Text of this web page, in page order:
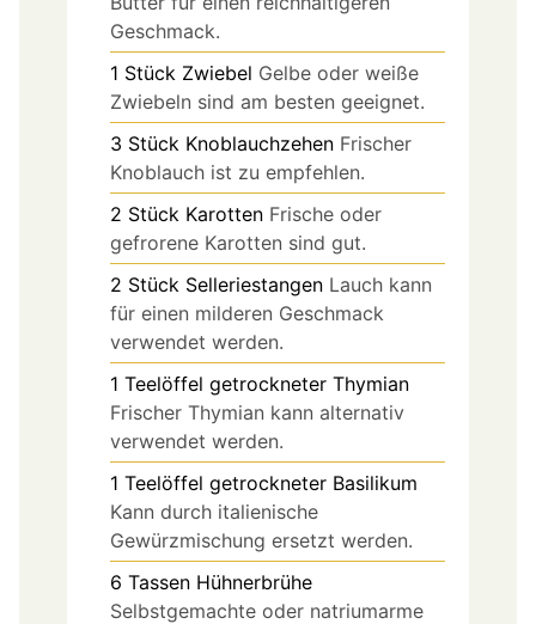
Geschmack.
1 Stück Zwiebel Gelbe oder weiße
Zwiebeln sind am besten geeignet.
3 Stück Knoblauchzehen Frischer
Knoblauch ist zu empfehlen.
2 Stück Karotten Frische oder
gefrorene Karotten sind gut.
2 Stück Selleriestangen Lauch kann
für einen milderen Geschmack
verwendet werden.
1 Teelöffel getrockneter Thymian
Frischer Thymian kann alternativ
verwendet werden.
1 Teelöffel getrockneter Basilikum
Kann durch italienische
Gewürzmischung ersetzt werden.
6 Tassen Hühnerbrühe
Selbstgemachte oder natriumarme